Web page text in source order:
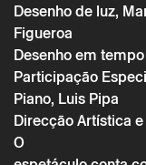
Desenho de luz,
Figueroa
Desenho em
Participação
Piano, Luis Pipa
Direcção Artística
O
* campos de
A reserva só é
Circo enviada por
* campos de